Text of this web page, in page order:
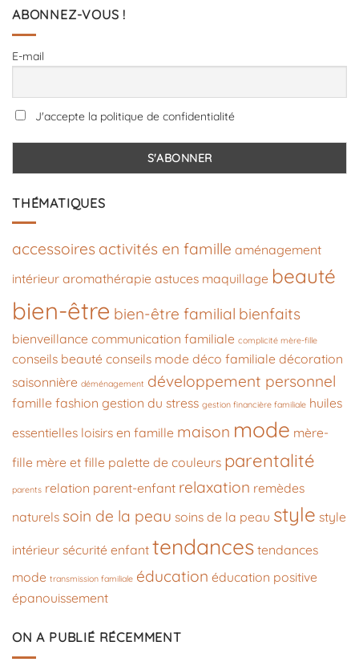
ABONNEZ-VOUS !
E-mail
J'accepte la politique de confidentialité
THÉMATIQUES
accessoires activités en famille aménagement
intérieur aromathérapie astuces maquillage beauté
bien-être bien-être familial bienfaits
bienveillance communication familiale complicité mère-fille
conseils beauté conseils mode déco familiale décoration
saisonnière déménagement développement personnel
famille fashion gestion du stress gestion financière familiale huiles
essentielles loisirs en famille maison mode mère-
fille mère et fille palette de couleurs parentalité
parents relation parent-enfant relaxation remèdes
naturels soin de la peau soins de la peau style style
intérieur sécurité enfant tendances tendances
mode transmission familiale éducation éducation positive
épanouissement
ON A PUBLIÉ RÉCEMMENT